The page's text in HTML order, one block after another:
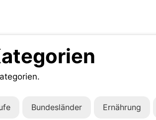
Bundesländer Ernährung